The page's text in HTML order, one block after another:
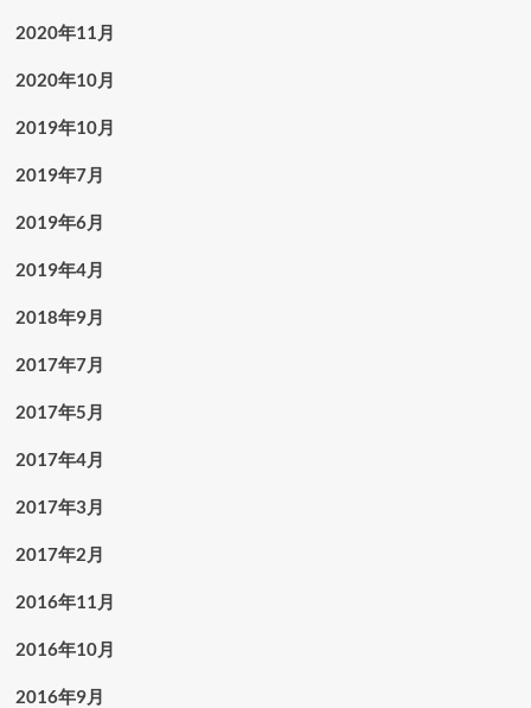
2020年11月
2020年10月
2019年10月
2019年7月
2019年6月
2019年4月
2018年9月
2017年7月
2017年5月
2017年4月
2017年3月
2017年2月
2016年11月
2016年10月
2016年9月